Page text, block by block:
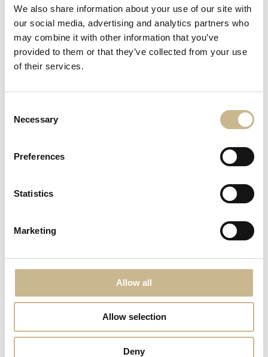
We also share information about your use of our site with
our social media, advertising and analytics partners who
may combine it with other information that you’ve
provided to them or that they’ve collected from your use
of their services.
Selection
Necessary
Preferences
Statistics
Marketing
Allow all
Allow selection
Deny
Visning
Kontakta mäklaren för visning.
Visa alla bilder